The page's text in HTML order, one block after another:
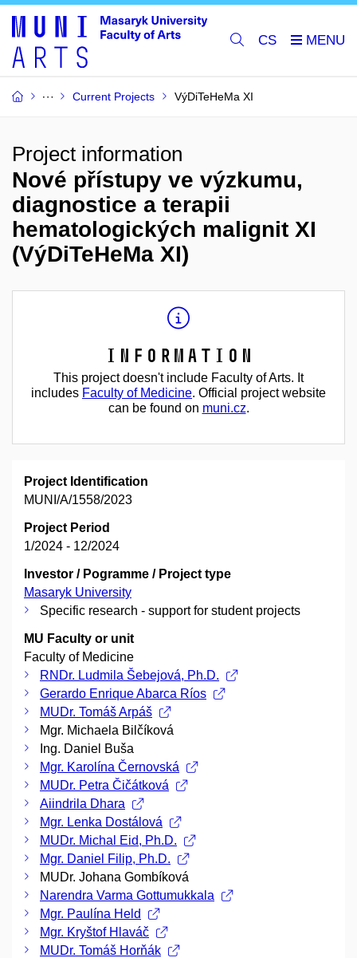
CS
Current Projects VýDiTeHeMa XI
Project information
Nové přístupy ve výzkumu,
diagnostice a terapii
hematologických malignit XI
(VýDiTeHeMa XI)
Information
This project doesn't include Faculty of Arts. It
includes Faculty of Medicine. Official project website
can be found on muni.cz.
Project Identification
MUNI/A/1558/2023
Project Period
1/2024 - 12/2024
Investor / Pogramme / Project type
Masaryk University
Specific research - support for student projects
MU Faculty or unit
Faculty of Medicine
RNDr. Ludmila Šebejová, Ph.D.
Gerardo Enrique Abarca Ríos
MUDr. Tomáš Arpáš
Mgr. Michaela Bilčíková
Ing. Daniel Buša
Mgr. Karolína Černovská
MUDr. Petra Čičátková
Aiindrila Dhara
Mgr. Lenka Dostálová
MUDr. Michal Eid, Ph.D.
Mgr. Daniel Filip, Ph.D.
MUDr. Johana Gombíková
Narendra Varma Gottumukkala
Mgr. Paulína Held
Mgr. Kryštof Hlaváč
MUDr. Tomáš Horňák